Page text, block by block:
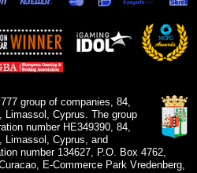
group of companies, 84,
Limassol, Cyprus. The group
number HE349390, 84,
Limassol, Cyprus, and
number 134627, P.O. Box 4762,
E-Commerce Park Vredenberg,